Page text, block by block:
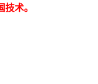
术。